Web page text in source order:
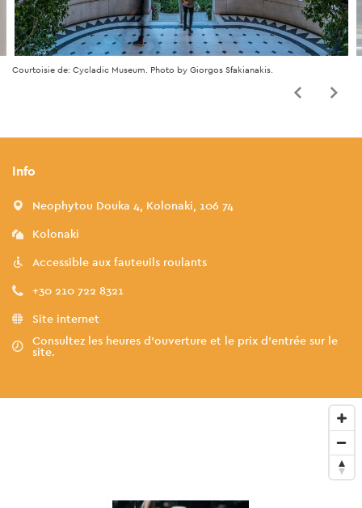
Courtoisie de: Cycladic Museum. Photo by Giorgos Sfakianakis.
Info
Neophytou Douka 4, Kolonaki, 106 74
Kolonaki
Accessible aux fauteuils roulants
+30 210 722 8321
Site internet
Consultez les heures d'ouverture et le prix d'entrée sur le
site.